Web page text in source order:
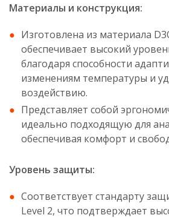
Материалы и конструкция:
Изготовлена из материала
обеспечивает высокий
благодаря способности
изменениям температуры и
воздействию.
Представляет собой
идеально подходящую для
обеспечивая комфорт и
Уровень защиты:
Соответствует стандарту
Level 2, что подтверждает